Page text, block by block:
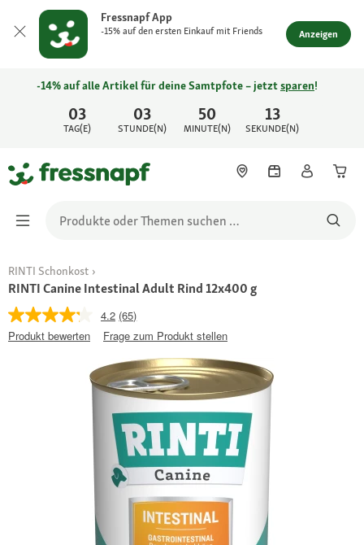
Fressnapf App
-15% auf den ersten Einkauf mit Friends Anzeigen
03
TAG(E)
03
STUNDE(N)
50
MINUTE(N)
13
SEKUNDE(N)
-14% auf alle Artikel für deine Samtpfote – jetztsparen!
RINTI Schonkost
RINTI Canine Intestinal Adult Rind 12x400 g
4.2 (65)
Produkt bewerten
Frage zum Produkt stellen